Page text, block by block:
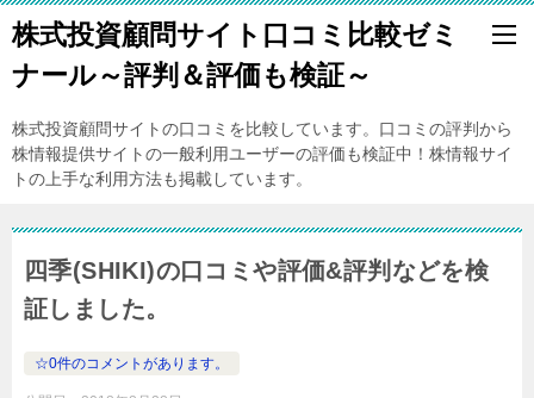
株式投資顧問サイト口コミ比較ゼミ
ナール～評判＆評価も検証～
株式投資顧問サイトの口コミを比較しています。口コミの評判から
株情報提供サイトの一般利用ユーザーの評価も検証中！株情報サイ
トの上手な利用方法も掲載しています。
四季(SHIKI)の口コミや評価&評判などを検
証しました。
☆0件のコメントがあります。